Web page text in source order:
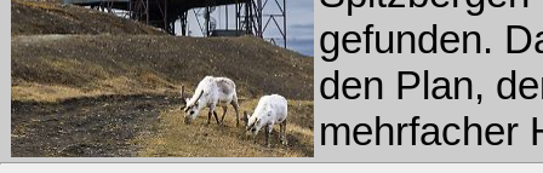
gefunden.
den Plan,
mehrfacher